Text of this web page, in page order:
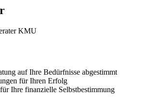
KMU
auf Ihre Bedürfnisse abgestimmt
für Ihren Erfolg
Ihre finanzielle Selbstbestimmung